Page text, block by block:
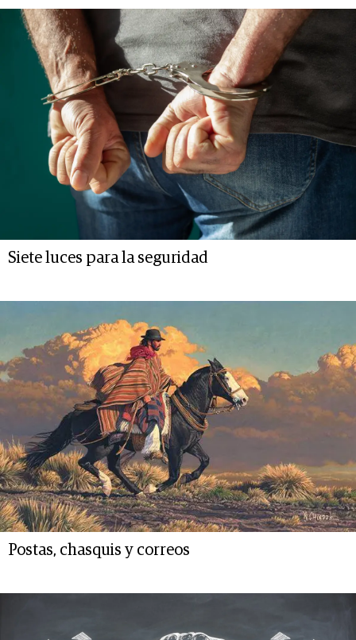
Siete luces para la seguridad
Postas, chasquis y correos